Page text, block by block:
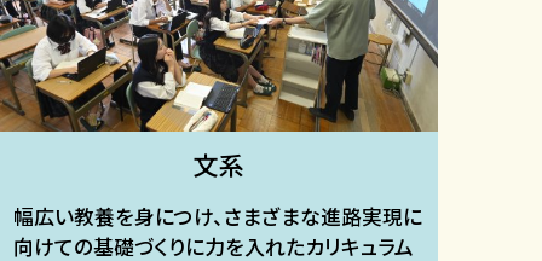
文系​
幅広い教養を身につけ、さまざまな進路実現に
向けての基礎づくりに力を入れたカリキュラム